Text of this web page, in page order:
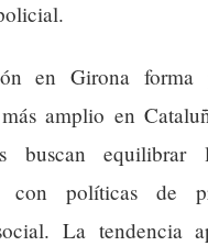
en Girona forma
amplio en
buscan equilibrar
con políticas de
La tendencia